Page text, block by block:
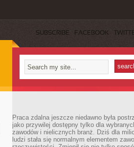
SUBSCRIBE FACEBOOK
Praca zdalna jeszcze niedawno była
jako przywilej dostępny tylko dla
zawodów i nielicznych branż. Dziś dla
ludzi stała się normalnym elementem